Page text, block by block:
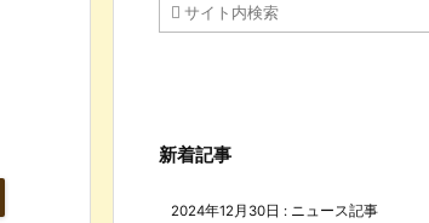
新着記事
2024年12月30日 : ニュース記事